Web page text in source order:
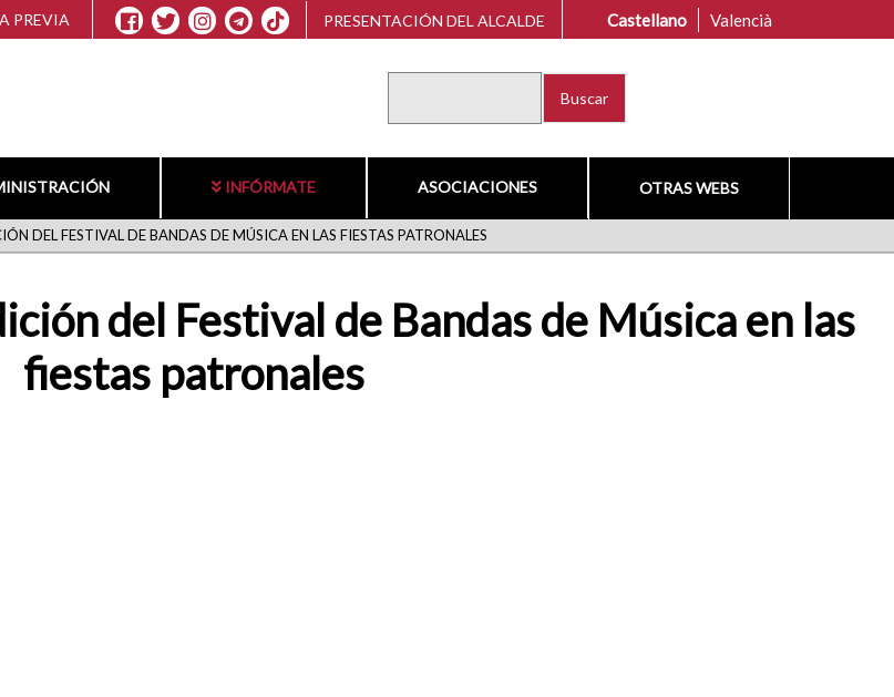
PREVIA PRESENTACIÓN DEL ALCALDE Castellano Valencià
INFÓRMATE ASOCIACIONES OTRAS WEBS
DEL FESTIVAL DE BANDAS DE MÚSICA EN LAS FIESTAS PATRONALES
del Festival de Bandas de Música en las
fiestas patronales